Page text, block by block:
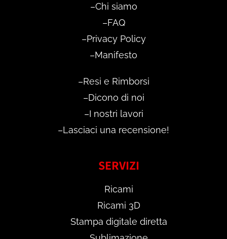
–Chi siamo
–FAQ
–Privacy Policy
–Manifesto
–Resi e Rimborsi
–Dicono di noi
–I nostri lavori
–Lasciaci una recensione!
SERVIZI
Ricami
Ricami 3D
Stampa digitale diretta